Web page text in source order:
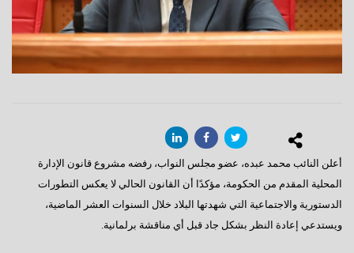
أعلن النائب محمد عبده، عضو مجلس النواب، رفضه مشروع قانون الإدارة
المحلية المقدم من الحكومة، مؤكدًا أن القانون الحالي لا يعكس التطورات
الدستورية والاجتماعية التي شهدتها البلاد خلال السنوات العشر الماضية،
ويستدعي إعادة النظر بشكل جاد قبل أي مناقشة برلمانية.